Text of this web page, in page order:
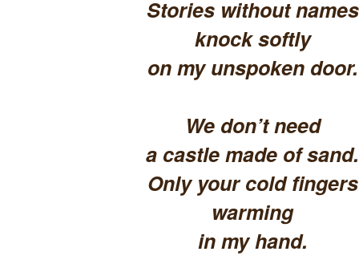
Stories without names
knock softly
on my unspoken door.
We don’t need
a castle made of sand.
Only your cold fingers
warming
in my hand.